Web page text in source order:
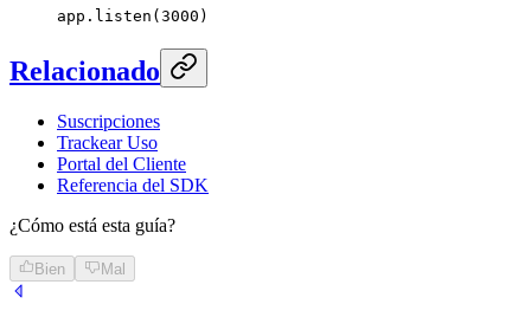
app. listen ( 3000 )
Relacionado
Suscripciones
Trackear Uso
Portal del Cliente
Referencia del SDK
¿Cómo está esta guía?
Bien Mal